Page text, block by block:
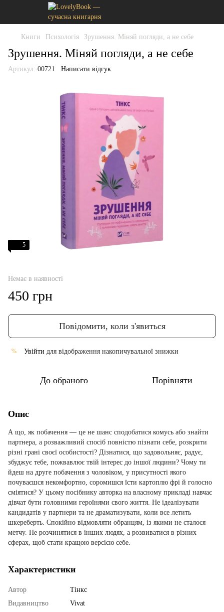
Книги Психологія Зрушення. Міняй погляди, а не себе
Зрушення. Міняй погляди, а не себе
Артикул: 00721 Написати відгук
5
Немає в наявності
450 грн
Повідомити, коли з'явиться
% Увійти для відображення накопичувальної знижки
До обраного Порівняти
Опис
А що, як побачення — це не шанс сподобатися комусь або знайти
партнера, а розважливий спосіб повністю пізнати себе, розкрити
різні грані своєї особистості? Дізнатися, що задовольняє, радує,
збуджує тебе, пожвавлює твій інтерес до іншої людини? Чому ти
йдеш на друге побачення з чоловіком, у присутності якого
почуваєшся некомфортно, соромишся їсти картоплю фрі й голосно
сміятися? У цьому посібнику авторка на власному прикладі навчає
дівчат бути головними героїнями свого життя. Не ідеалізувати
кандидатів у партнери та не драматизувати, коли все летить
шкереберть. Спокійно відмовляти обранцям, із якими не сталося
метчу. Не розчинятися в інших людях, а розвиватися в різних
сферах, щоб стати кращою версією себе.
Характеристики
Автор
Тінкс
Видавництво
Vivat